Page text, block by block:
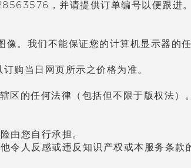
，并请提供订单编号以便跟进。
像。我们 不能保证您的计算机显 示器的
订购 当日网 页 所示之价格为准。
辖 区的任何法律（包括但不限于版权 法）。
由您自行承担。
令人反感或违 反知识产权 或本服务条款